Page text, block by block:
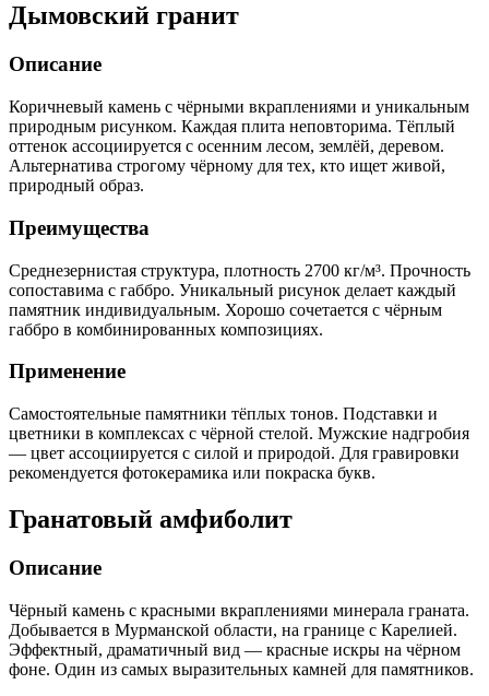
Дымовский гранит
Описание
Коричневый камень с чёрными вкраплениями и уникальным
природным рисунком. Каждая плита неповторима. Тёплый
оттенок ассоциируется с осенним лесом, землёй, деревом.
Альтернатива строгому чёрному для тех, кто ищет живой,
природный образ.
Преимущества
Среднезернистая структура, плотность 2700 кг/м³. Прочность
сопоставима с габбро. Уникальный рисунок делает каждый
памятник индивидуальным. Хорошо сочетается с чёрным
габбро в комбинированных композициях.
Применение
Самостоятельные памятники тёплых тонов. Подставки и
цветники в комплексах с чёрной стелой. Мужские надгробия
— цвет ассоциируется с силой и природой. Для гравировки
рекомендуется фотокерамика или покраска букв.
Гранатовый амфиболит
Описание
Чёрный камень с красными вкраплениями минерала граната.
Добывается в Мурманской области, на границе с Карелией.
Эффектный, драматичный вид — красные искры на чёрном
фоне. Один из самых выразительных камней для памятников.